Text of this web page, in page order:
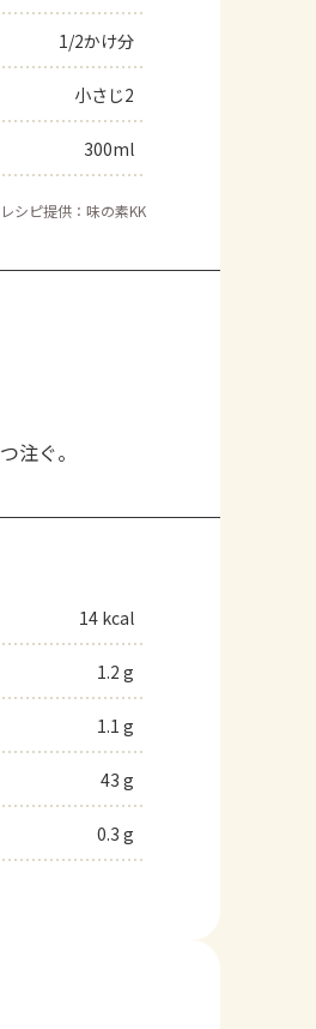
1/2かけ分
小さじ2
300ml
レシピ提供：味の素KK
注ぐ。
14 kcal
1.2 g
1.1 g
43 g
0.3 g